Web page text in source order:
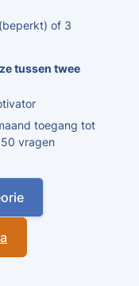
of 3
tussen twee
toegang tot
vragen